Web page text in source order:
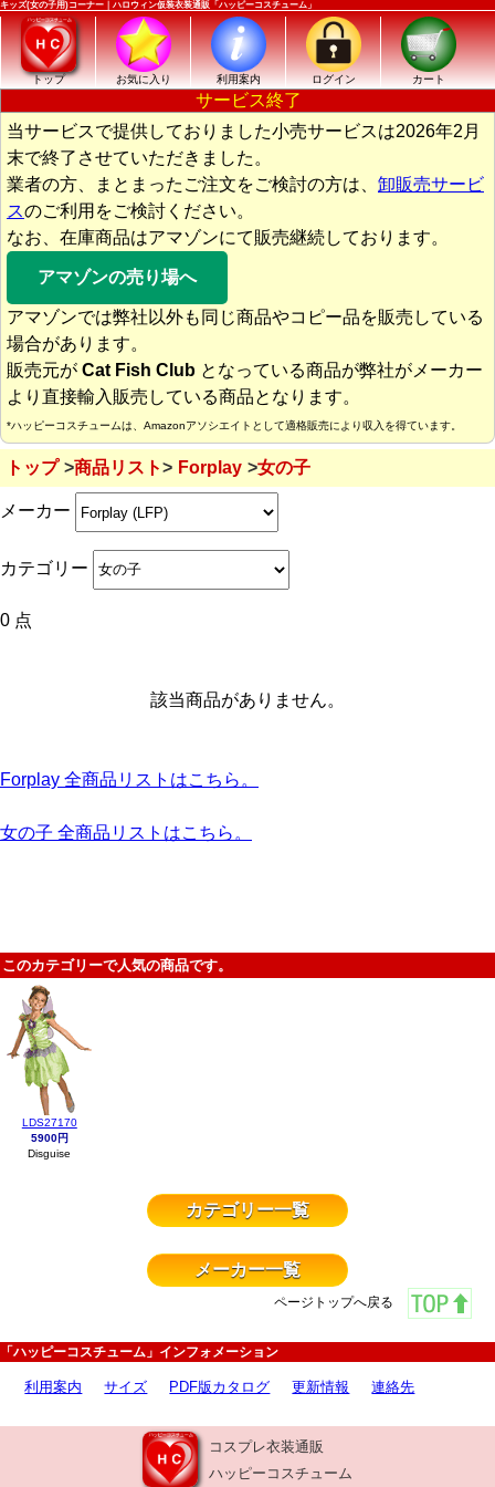
キッズ(女の子用)コーナー｜ハロウィン仮装衣装通販「ハッピーコスチューム」
トップ お気に入り 利用案内 ログイン カート
サービス終了
当サービスで提供しておりました小売サービスは2026年2月
末で終了させていただきました。
業者の方、まとまったご注文をご検討の方は、 卸販売サービ
スのご利用をご検討ください。
なお、在庫商品はアマゾンにて販売継続しております。
アマゾンの売り場へ
アマゾンでは弊社以外も同じ商品やコピー品を販売している
場合があります。
販売元が Cat Fish Club となっている商品が弊社がメーカー
より直接輸入販売している商品となります。
*ハッピーコスチュームは、Amazonアソシエイトとして適格販売により収入を得ています。
トップ 商品リスト Forplay 女の子
メーカー
カテゴリー
0 点
該当商品がありません。
Forplay 全商品リストはこちら。
女の子 全商品リストはこちら。
このカテゴリーで人気の商品です。
LDS27170
5900円
Disguise
カテゴリー一覧
メーカー一覧
ページトップへ戻る
「ハッピーコスチューム」インフォメーション
利用案内 サイズ PDF版カタログ 更新情報 連絡先
コスプレ衣装通販
ハッピーコスチューム